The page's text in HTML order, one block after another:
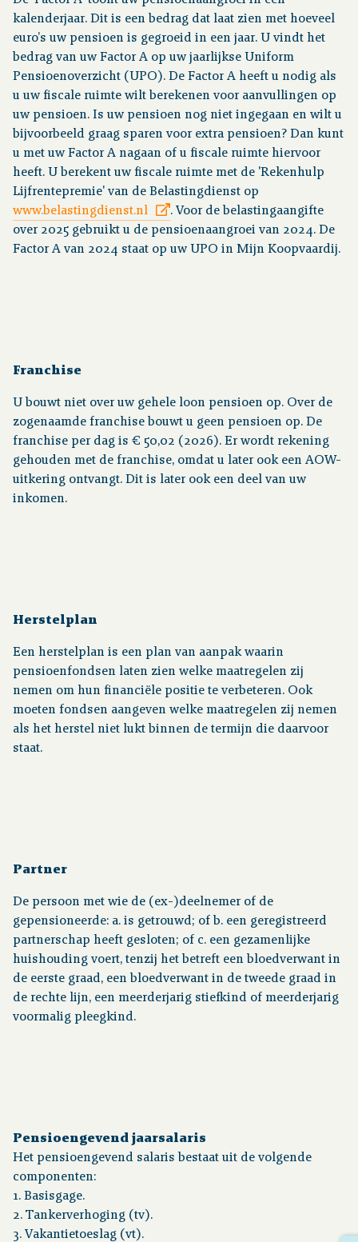
kalenderjaar. Dit is een bedrag dat laat zien met hoeveel
euro’s uw pensioen is gegroeid in een jaar. U vindt het
bedrag van uw Factor A op uw jaarlijkse Uniform
Pensioenoverzicht (UPO). De Factor A heeft u nodig als
u uw fiscale ruimte wilt berekenen voor aanvullingen op
uw pensioen. Is uw pensioen nog niet ingegaan en wilt u
bijvoorbeeld graag sparen voor extra pensioen? Dan kunt
u met uw Factor A nagaan of u fiscale ruimte hiervoor
heeft. U berekent uw fiscale ruimte met de 'Rekenhulp
Lijfrentepremie' van de Belastingdienst op
www.belastingdienst.nl
. Voor de belastingaangifte
over 2025 gebruikt u de pensioenaangroei van 2024. De
Factor A van 2024 staat op uw UPO in Mijn Koopvaardij.
Franchise
U bouwt niet over uw gehele loon pensioen op. Over de
zogenaamde franchise bouwt u geen pensioen op. De
franchise per dag is € 50,02 (2026). Er wordt rekening
gehouden met de franchise, omdat u later ook een AOW-
uitkering ontvangt. Dit is later ook een deel van uw
inkomen.
Herstelplan
Een herstelplan is een plan van aanpak waarin
pensioenfondsen laten zien welke maatregelen zij
nemen om hun financiële positie te verbeteren. Ook
moeten fondsen aangeven welke maatregelen zij nemen
als het herstel niet lukt binnen de termijn die daarvoor
staat.
Partner
De persoon met wie de (ex-)deelnemer of de
gepensioneerde: a. is getrouwd; of b. een geregistreerd
partnerschap heeft gesloten; of c. een gezamenlijke
huishouding voert, tenzij het betreft een bloedverwant in
de eerste graad, een bloedverwant in de tweede graad in
de rechte lijn, een meerderjarig stiefkind of meerderjarig
voormalig pleegkind.
Pensioengevend jaarsalaris
Het pensioengevend salaris bestaat uit de volgende
componenten:
1. Basisgage.
2. Tankerverhoging (tv).
3. Vakantietoeslag (vt).